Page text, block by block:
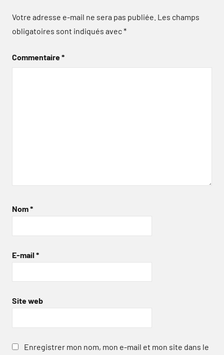
Votre adresse e-mail ne sera pas publiée. Les champs
obligatoires sont indiqués avec*
Commentaire*
Nom*
E-mail *
Site web
Enregistrer mon nom, mon e-mail et mon site dans le